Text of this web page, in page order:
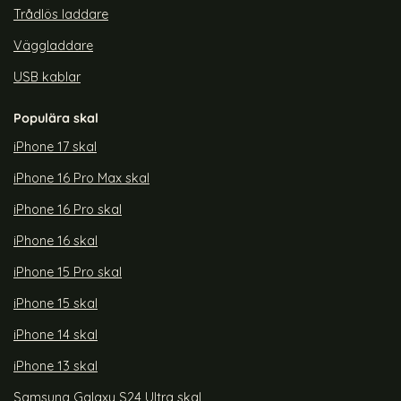
Trådlös laddare
Väggladdare
USB kablar
Populära skal
iPhone 17 skal
iPhone 16 Pro Max skal
iPhone 16 Pro skal
iPhone 16 skal
iPhone 15 Pro skal
iPhone 15 skal
iPhone 14 skal
iPhone 13 skal
Samsung Galaxy S24 Ultra skal